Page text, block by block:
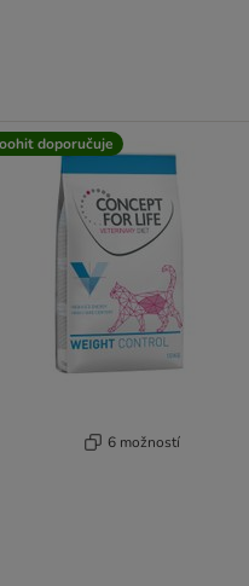
doporučuje
6 možností